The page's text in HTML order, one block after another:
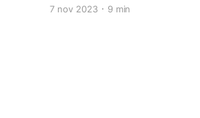
7 nov 2023 9 min